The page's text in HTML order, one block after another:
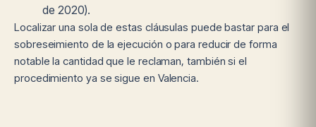
de 2020).
Localizar una sola de estas cláusulas puede bastar para el
sobreseimiento de la ejecución o para reducir de forma
notable la cantidad que le reclaman, también si el
procedimiento ya se sigue en Valencia.